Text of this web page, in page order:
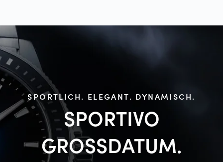
SPORTLICH. ELEGANT. DYNAMISCH.
SPORTIVO
GROSSDATUM.